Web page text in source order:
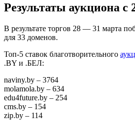
Результаты аукциона с
В результате торгов 28 — 31 марта
для 33 доменов.
Топ-5 ставок благотворительного
.BY и .БЕЛ:
naviny.by – 3764
molamola.by – 634
edu4future.by – 254
cms.by – 154
zip.by – 114